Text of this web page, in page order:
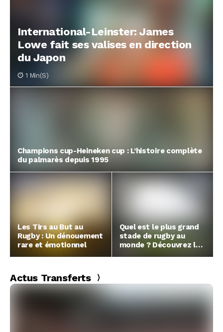
International-Leinster: James
Lowe fait ses valises en direction
du Japon
1 Min(s)
Champions cup-Heineken cup : L’histoire complète
du palmarès depuis 1995
Les Tirs au But au
Rugby : Un dénouement
rare et émotionnel
Quel est le plus grand
stade de rugby au
monde ? Découvrez le
Actus Transferts